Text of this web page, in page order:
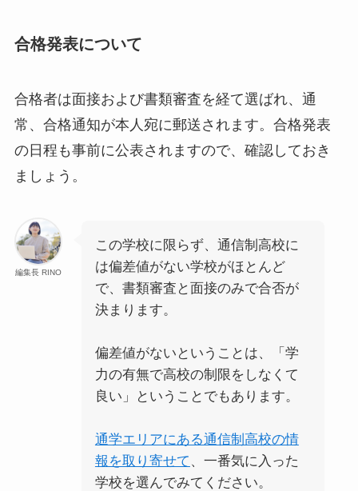
合格発表について
合格者は面接および書類審査を経て選ばれ、通
常、合格通知が本人宛に郵送されます。合格発表
の日程も事前に公表されますので、確認しておき
ましょう。
編集長 RINO
この学校に限らず、通信制高校に
は偏差値がない学校がほとんど
で、書類審査と面接のみで合否が
決まります。
偏差値がないということは、「学
力の有無で高校の制限をしなくて
良い」ということでもあります。
通学エリアにある通信制高校の情
報を取り寄せて 、一番気に入った
学校を選んでみてください。